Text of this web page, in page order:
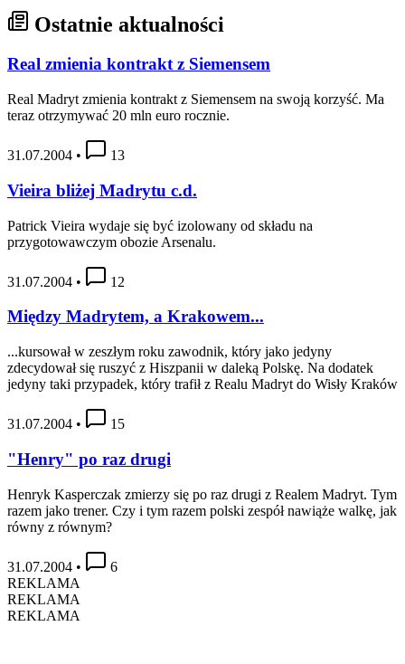
Ostatnie aktualności
Real zmienia kontrakt z Siemensem
Real Madryt zmienia kontrakt z Siemensem na swoją korzyść. Ma
teraz otrzymywać 20 mln euro rocznie.
31.07.2004 • 13
Vieira bliżej Madrytu c.d.
Patrick Vieira wydaje się być izolowany od składu na
przygotowawczym obozie Arsenalu.
31.07.2004 • 12
Między Madrytem, a Krakowem...
...kursował w zeszłym roku zawodnik, który jako jedyny
zdecydował się ruszyć z Hiszpanii w daleką Polskę. Na dodatek
jedyny taki przypadek, który trafił z Realu Madryt do Wisły Kraków
31.07.2004 • 15
"Henry" po raz drugi
Henryk Kasperczak zmierzy się po raz drugi z Realem Madryt. Tym
razem jako trener. Czy i tym razem polski zespół nawiąże walkę, jak
równy z równym?
31.07.2004 •
6
REKLAMA
REKLAMA
REKLAMA